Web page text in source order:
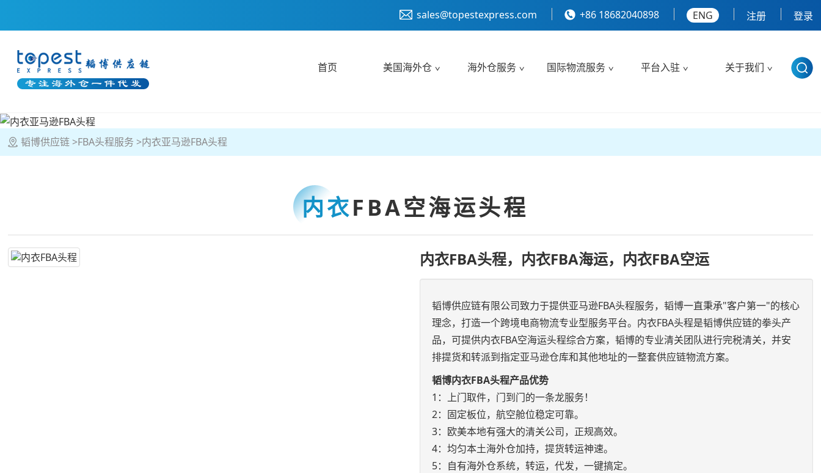
sales@topestexpress.com +86 18682040898 ENG 注册 登录
首页 美国海外仓 海外仓服务 国际物流服务 平台入驻 关于我们
韬博供应链 FBA头程服务 内衣亚马逊FBA头程
内衣FBA空海运头程
内衣FBA头程，内衣FBA海运，内衣FBA空运
韬博供应链有限公司致力于提供亚马逊FBA头程服务，韬博一直秉承"客户第一"的核心
理念，打造一个跨境电商物流专业型服务平台。内衣FBA头程是韬博供应链的拳头产
品，可提供内衣FBA空海运头程综合方案，韬博的专业清关团队进行完税清关，并安
排提货和转派到指定亚马逊仓库和其他地址的一整套供应链物流方案。
韬博内衣FBA头程产品优势
1：上门取件，门到门的一条龙服务！
2：固定板位，航空舱位稳定可靠。
3：欧美本地有强大的清关公司，正规高效。
4：均匀本土海外仓加持，提货转运神速。
5：自有海外仓系统，转运，代发，一键搞定。